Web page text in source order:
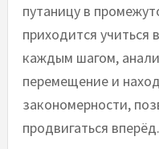
путаницу в
приходится учиться
каждым шагом,
перемещение и
закономерности,
продвигаться вперёд.